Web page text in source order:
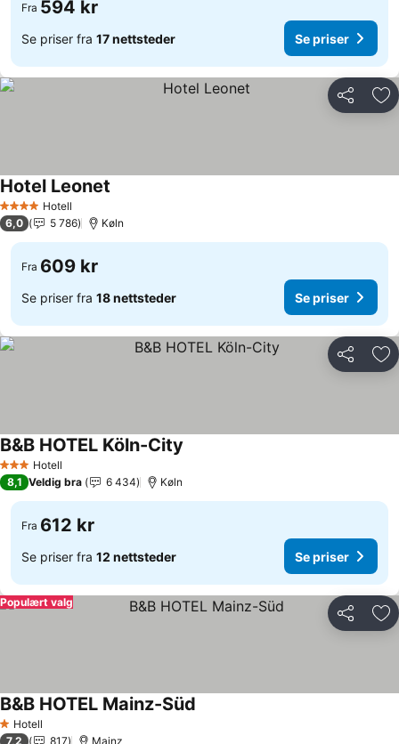
Fra 594 kr
Se priser fra 17 nettsteder Se priser
Del
4 StjernerHotell
Hotel Leonet
6,0 5 786 Køln
Fra 609 kr
Se priser fra 18 nettsteder Se priser
Del
3 StjernerHotell
B&B HOTEL Köln-City
8,1 Veldig bra 6 434 Køln
Fra 612 kr
Se priser fra 12 nettsteder Se priser
Del
Populært valg
1 Stjerner
Hotell
B&B HOTEL Mainz-Süd
7,2 817 Mainz